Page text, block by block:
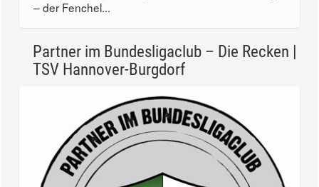
– der Fenchel...
Partner im Bundesligaclub – Die Recken |
TSV Hannover-Burgdorf